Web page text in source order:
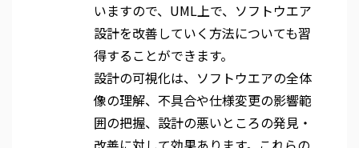
いますので、UML上で、ソフトウエア
設計を改善していく方法についても習
得することができます。
設計の可視化は、ソフトウエアの全体
像の理解、不具合や仕様変更の影響範
囲の把握、設計の悪いところの発見・